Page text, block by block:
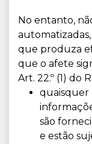
No entanto,
que produza
que o afete
Art. 22.º (1) do
quaisquer
são
e estão